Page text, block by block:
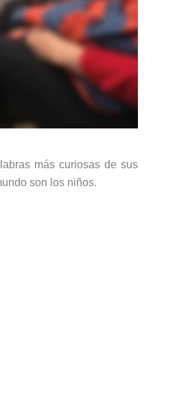
más curiosas de sus
son los niños.